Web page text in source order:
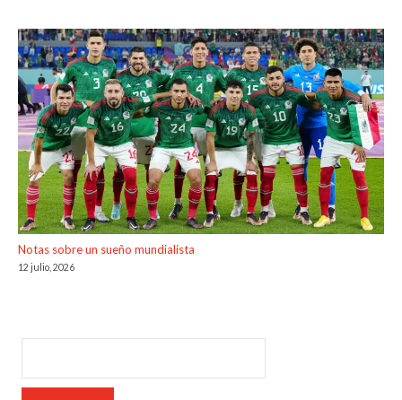
Notas sobre un sueño mundialista
12 julio, 2026